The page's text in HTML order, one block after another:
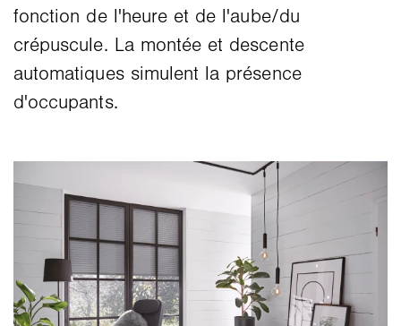
fonction de l'heure et de l'aube/du
crépuscule. La montée et descente
automatiques simulent la présence
d'occupants.